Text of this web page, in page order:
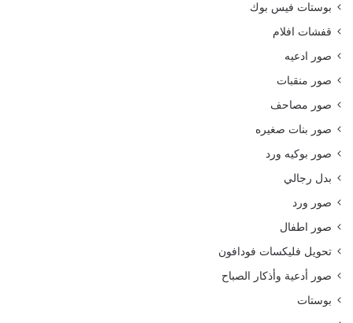
بوستات فيس بوك
قفشات افلام
صور ادعيه
صور منقبات
صور مصاحف
صور بنات صغيره
صور بوكيه ورد
بدل رجالي
صور ورد
صور اطفال
تحويل فليكسات فودافون
صور أدعية وأذكار الصباح
بوستات